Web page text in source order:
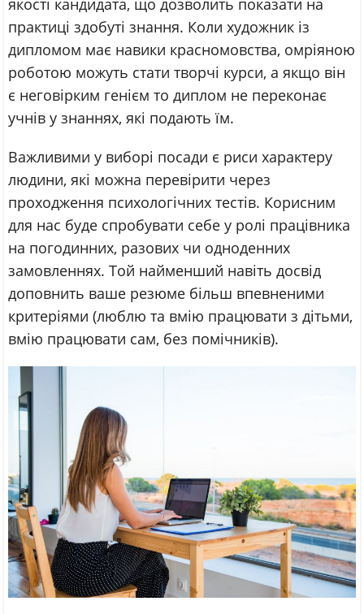
якості кандидата, що дозволить показати на
практиці здобуті знання. Коли художник із
дипломом має навики красномовства, омріяною
роботою можуть стати творчі курси, а якщо він
є неговірким генієм то диплом не переконає
учнів у знаннях, які подають їм.
Важливими у виборі посади є риси характеру
людини, які можна перевірити через
проходження психологічних тестів. Корисним
для нас буде спробувати себе у ролі працівника
на погодинних, разових чи одноденних
замовленнях. Той найменший навіть досвід
доповнить ваше резюме більш впевненими
критеріями (люблю та вмію працювати з дітьми,
вмію працювати сам, без помічників).